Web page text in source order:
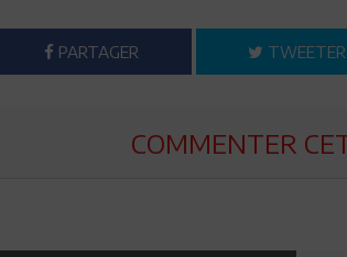
PARTAGER TWEETER
COMMENTER